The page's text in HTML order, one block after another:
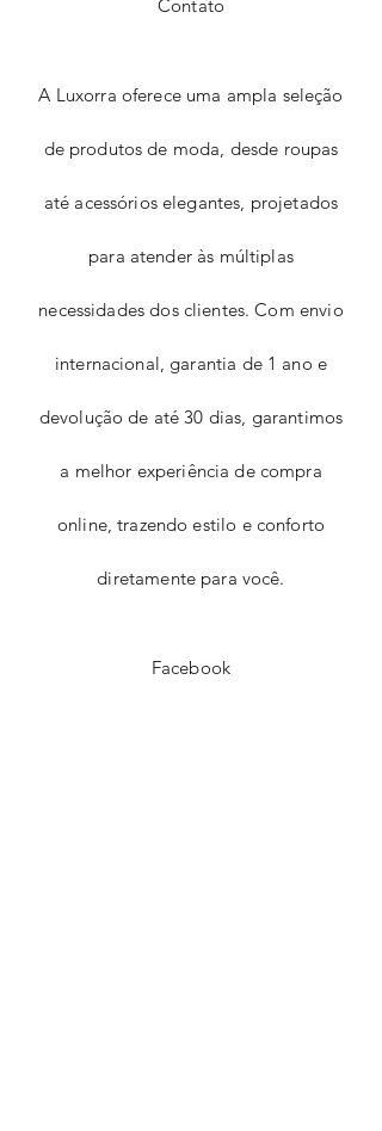
Contato
A Luxorra oferece uma ampla seleção
de produtos de moda, desde roupas
até acessórios elegantes, projetados
para atender às múltiplas
necessidades dos clientes. Com envio
internacional, garantia de 1 ano e
devolução de até 30 dias, garantimos
a melhor experiência de compra
online, trazendo estilo e conforto
diretamente para você.
Facebook